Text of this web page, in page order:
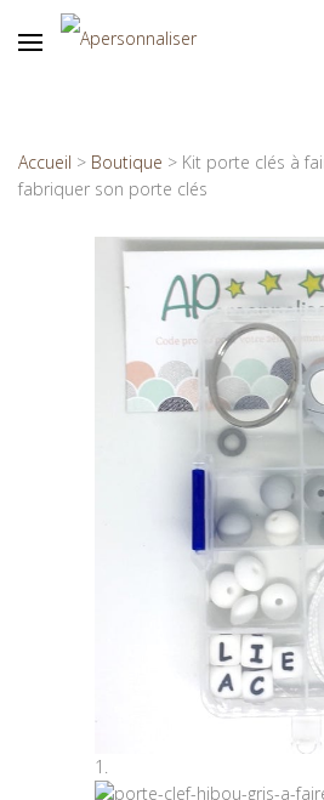
Accueil > Boutique > Kit porte clés à
fabriquer son porte clés